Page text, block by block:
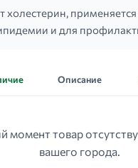
холестерин,
и для
Описание
момент товар
вашего города.